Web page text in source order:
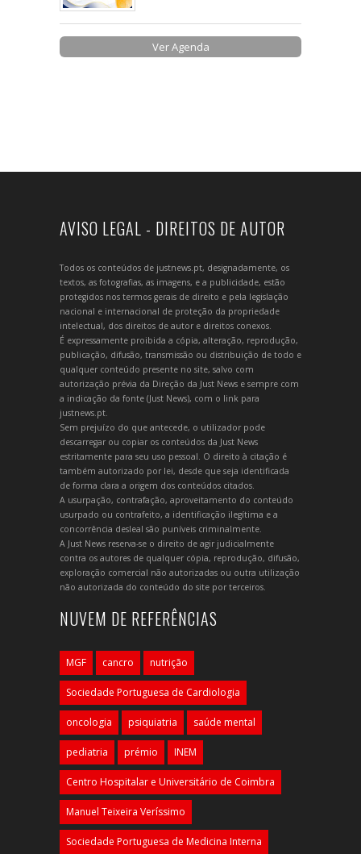
Ver Agenda
AVISO LEGAL - DIREITOS DE AUTOR
Todos os conteúdos de justnews.pt, designadamente, os
textos, as fotografias, as imagens, e a publicidade, estão
protegidos nos termos gerais de direito e pela legislação
nacional e internacional de proteção da propriedade
intelectual, dos direitos de autor e direitos conexos.
É expressamente proibida a cópia, alteração, reprodução,
publicação, difusão, transmissão ou distribuição de todo e
qualquer conteúdo presente no site, salvo com
autorização prévia da Direção da Just News e sempre com
a indicação da fonte (Just News), com o link para
justnews.pt.
Sem prejuízo do que antecede, o utilizador pode
descarregar ou copiar os conteúdos da Just News
estritamente para seu uso pessoal. O direito à citação é
também autorizado por lei, desde que seja identificada
de forma clara a origem dos conteúdos citados.
A usurpação, contrafação, aproveitamento do conteúdo
usurpado ou contrafeito, a identificação ilegítima e a
concorrência desleal são puníveis criminalmente.
A Just News reserva-se o direito de agir judicialmente
contra os autores de qualquer cópia, reprodução, difusão,
exploração comercial não autorizadas ou outra utilização
não autorizada do conteúdo do site por terceiros.
NUVEM DE REFERÊNCIAS
MGF cancro nutrição
Sociedade Portuguesa de Cardiologia
oncologia psiquiatria saúde mental
pediatria prémio INEM
Centro Hospitalar e Universitário de Coimbra
Manuel Teixeira Veríssimo
Sociedade Portuguesa de Medicina Interna